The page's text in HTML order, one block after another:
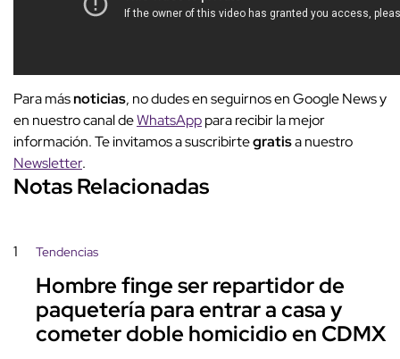
Para másnoticias, no dudes en seguirnos en Google News y
en nuestro canal deWhatsApppara recibir la mejor
información. Te invitamos a suscribirtegratisa nuestro
Newsletter.
Notas Relacionadas
1 Tendencias
Hombre finge ser repartidor de
paquetería para entrar a casa y
cometer doble homicidio en CDMX